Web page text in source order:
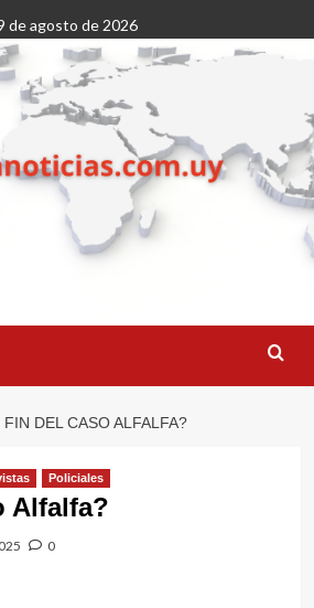
de agosto de 2026
FIN DEL CASO ALFALFA?
Policiales
Alfalfa?
0